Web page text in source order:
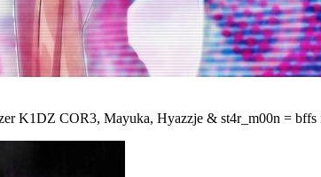
K1DZ COR3, Mayuka, Hyazzje & st4r_m00n = bffs